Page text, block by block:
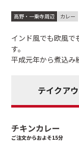
高野・一乗寺周辺 カレー
インド風でも欧風で
す。
平成元年から煮込み
テイクア
チキンカレー
ご注文からおよそ15分